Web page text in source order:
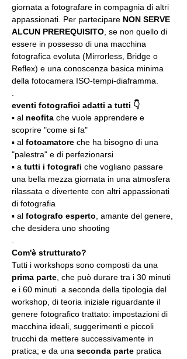
giornata a fotografare in compagnia di altri
appassionati. Per partecipare NON SERVE
ALCUN PREREQUISITO , se non quello di
essere in possesso di una macchina
fotografica evoluta (Mirrorless, Bridge o
Reflex) e una conoscenza basica minima
della fotocamera ISO-tempi-diaframma.
eventi fotografici adatti a tutti 👇
▪️ al neofita che vuole apprendere e
scoprire "come si fa"
▪️ al fotoamatore che ha bisogno di una
"palestra" e di perfezionarsi
▪️ a tutti i fotografi che vogliano passare
una bella mezza giornata in una atmosfera
rilassata e divertente con altri appassionati
di fotografia
▪️ al fotografo esperto , amante del genere,
che desidera uno shooting
Com'è strutturato?
Tutti i workshops sono composti da una
prima parte , che può durare tra i 30 minuti
e i 60 minuti  a seconda della tipologia del
workshop, di teoria iniziale riguardante il
genere fotografico trattato: impostazioni di
macchina ideali, suggerimenti e piccoli
trucchi da mettere successivamente in
pratica; e da una seconda parte pratica